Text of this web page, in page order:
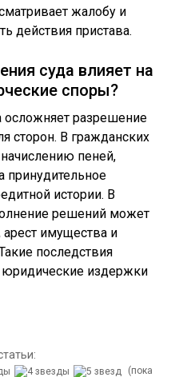
жалобу и
действия пристава.
суда влияет на
споры?
разрешение
сторон. В гражданских
пеней,
принудительное
истории. В
решений может
имущества и
последствия
издержки
(пока